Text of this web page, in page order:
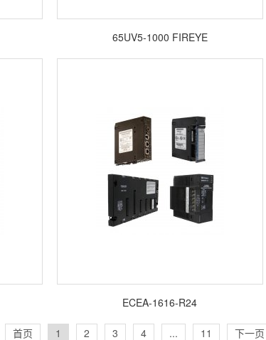
65UV5-1000 FIREYE
ECEA-1616-R24
首页 1 2 3 4 ... 11 下一页